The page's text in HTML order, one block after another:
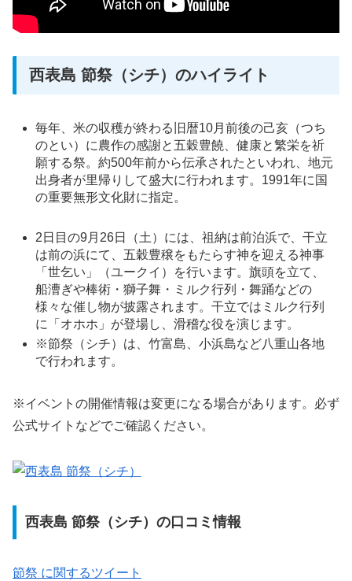
西表島 節祭（シチ）のハイライト
毎年、米の収穫が終わる旧暦10月前後の己亥（つち
のとい）に農作の感謝と五穀豊饒、健康と繁栄を祈
願する祭。約500年前から伝承されたといわれ、地元
出身者が里帰りして盛大に行われます。1991年に国
の重要無形文化財に指定。
2日目の9月26日（土）には、祖納は前泊浜で、干立
は前の浜にて、五穀豊穣をもたらす神を迎える神事
「世乞い」（ユークイ）を行います。旗頭を立て、
船漕ぎや棒術・獅子舞・ミルク行列・舞踊などの
様々な催し物が披露されます。干立ではミルク行列
に「オホホ」が登場し、滑稽な役を演じます。
※節祭（シチ）は、竹富島、小浜島など八重山各地
で行われます。
※イベントの開催情報は変更になる場合があります。必ず
公式サイトなどでご確認ください。
西表島 節祭（シチ）の口コミ情報
節祭 に関するツイート